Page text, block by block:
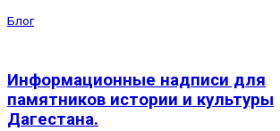
Блог
Информационные надписи для
памятников истории и культуры
Дагестана.